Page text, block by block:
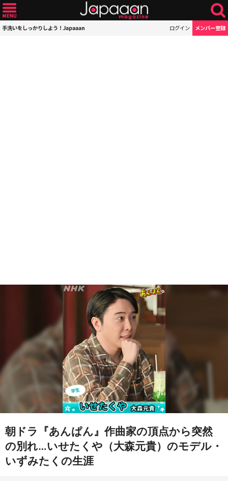
手洗いをしっかりしよう！Japaaan ログイン メンバー登録
朝ドラ『あんぱん』作曲家の頂点から突然
の別れ…いせたくや（大森元貴）のモデル・
いずみたくの生涯